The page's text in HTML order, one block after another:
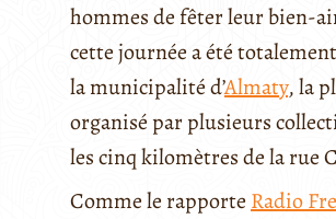
hommes de fêter leur bien-
cette journée a été
la municipalité d’Almaty, la
organisé par plusieurs
les cinq kilomètres de la rue
Comme le rapporte Radio